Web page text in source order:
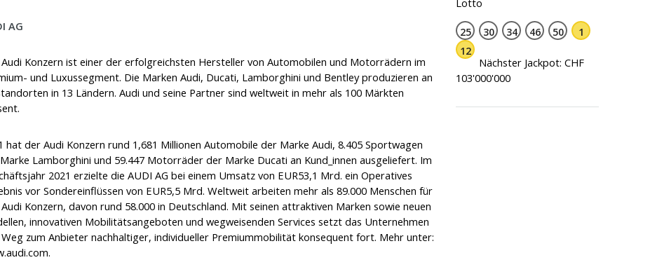
AG
Konzern ist einer der erfolgreichsten Hersteller von Automobilen und Motorrädern im
und Luxussegment. Die Marken Audi, Ducati, Lamborghini und Bentley produzieren an
in 13 Ländern. Audi und seine Partner sind weltweit in mehr als 100 Märkten
hat der Audi Konzern rund 1,681 Millionen Automobile der Marke Audi, 8.405 Sportwagen
Lamborghini und 59.447 Motorräder der Marke Ducati an Kund_innen ausgeliefert. Im
2021 erzielte die AUDI AG bei einem Umsatz von EUR53,1 Mrd. ein Operatives
vor Sondereinflüssen von EUR5,5 Mrd. Weltweit arbeiten mehr als 89.000 Menschen für
Konzern, davon rund 58.000 in Deutschland. Mit seinen attraktiven Marken sowie neuen
innovativen Mobilitätsangeboten und wegweisenden Services setzt das Unternehmen
zum Anbieter nachhaltiger, individueller Premiummobilität konsequent fort. Mehr unter:
25 30 34 46 50
1
12
Nächster Jackpot: CHF
103'000'000